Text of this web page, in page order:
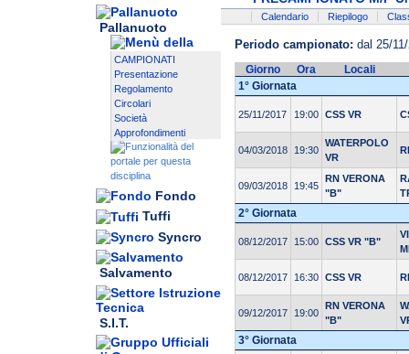
Pallanuoto
CAMPIONATI
Presentazione
Regolamento
Circolari
Società
Approfondimenti
Fondo
Tuffi
Syncro
Salvamento
S.I.T.
Calendario Riepilogo
Periodo campionato: dal 25/
Giorno Ora
Locali
1° Giornata
25/11/2017 19:00 CSS VR
04/03/2018 19:30
WATERPOLO
VR
09/03/2018 19:45
RN VERONA
"B"
2° Giornata
08/12/2017 15:00 CSS VR "B"
08/12/2017 16:30 CSS VR
09/12/2017 19:00
RN VERONA
"B"
3° Giornata